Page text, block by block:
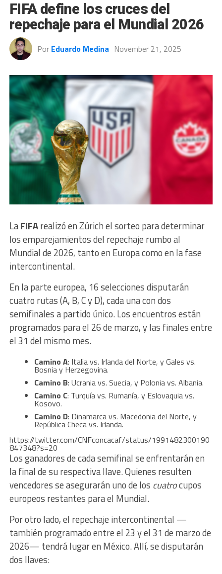
FIFA define los cruces del
repechaje para el Mundial 2026
Por Eduardo Medina November 21, 2025
LaFIFArealizó en Zúrich el sorteo para determinar
los emparejamientos del repechaje rumbo al
Mundial de 2026, tanto en Europa como en la fase
intercontinental.
En la parte europea, 16 selecciones disputarán
cuatro rutas (A, B, C y D), cada una con dos
semifinales a partido único. Los encuentros están
programados para el 26 de marzo, y las finales entre
el 31 del mismo mes.
Camino A: Italia vs. Irlanda del Norte, y Gales vs.
Bosnia y Herzegovina.
Camino B: Ucrania vs. Suecia, y Polonia vs. Albania.
Camino C: Turquía vs. Rumanía, y Eslovaquia vs.
Kosovo.
Camino D: Dinamarca vs. Macedonia del Norte, y
República Checa vs. Irlanda.
https://twitter.com/CNFconcacaf/status/1991482300190
847348?s=20
Los ganadores de cada semifinal se enfrentarán en
la final de su respectiva llave. Quienes resulten
vencedores se asegurarán uno de los cuatrocupos
europeos restantes para el Mundial.
Por otro lado, el repechaje intercontinental —
también programado entre el 23 y el 31 de marzo de
2026— tendrá lugar en México. Allí, se disputarán
dos llaves: